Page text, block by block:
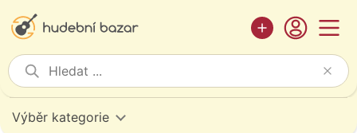
Výběr kategorie